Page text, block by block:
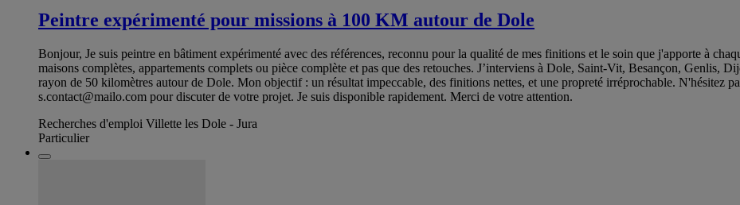
Peintre expérimenté pour missions à 100 KM autour de Dole
Bonjour, Je suis peintre en bâtiment expérimenté avec des références, reconnu pour la qualité de mes finitions et le soin que j'apporte à
maisons complètes, appartements complets ou pièce complète et pas que des retouches. J’interviens à Dole, Saint-Vit, Besançon, Genlis,
rayon de 50 kilomètres autour de Dole. Mon objectif : un résultat impeccable, des finitions nettes, et une propreté irréprochable. N'hésitez
s.contact@mailo.com pour discuter de votre projet. Je suis disponible rapidement. Merci de votre attention.
Recherches d'emploi Villette les Dole - Jura
Particulier